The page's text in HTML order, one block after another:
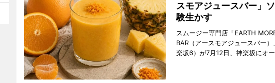
スモアジュースバー」
験生かす
スムージー専門店「EARTH
BAR（アースモアジュースバー
楽坂6）が7月12日、神楽坂にオー